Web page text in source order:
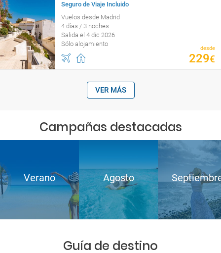
Seguro de Viaje Incluido
Vuelos desde Madrid
4 días / 3 noches
Salida el 4 dic 2026
Sólo alojamiento
desde
229€
VER MÁS
Campañas destacadas
Verano Agosto
Guía de destino